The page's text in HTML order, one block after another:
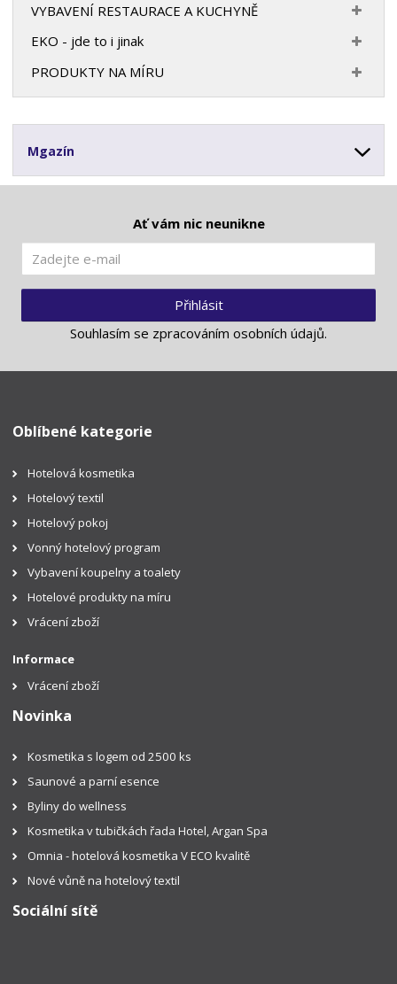
VYBAVENÍ RESTAURACE A KUCHYNĚ
EKO - jde to i jinak
PRODUKTY NA MÍRU
Mgazín
Ať vám nic neunikne
Přihlásit
Souhlasím se zpracováním osobních údajů.
Oblíbené kategorie
Hotelová kosmetika
Hotelový textil
Hotelový pokoj
Vonný hotelový program
Vybavení koupelny a toalety
Hotelové produkty na míru
Vrácení zboží
Informace
Vrácení zboží
Novinka
Kosmetika s logem od 2500 ks
Saunové a parní esence
Byliny do wellness
Kosmetika v tubičkách řada Hotel, Argan Spa
Omnia - hotelová kosmetika V ECO kvalitě
Nové vůně na hotelový textil
Sociální sítě